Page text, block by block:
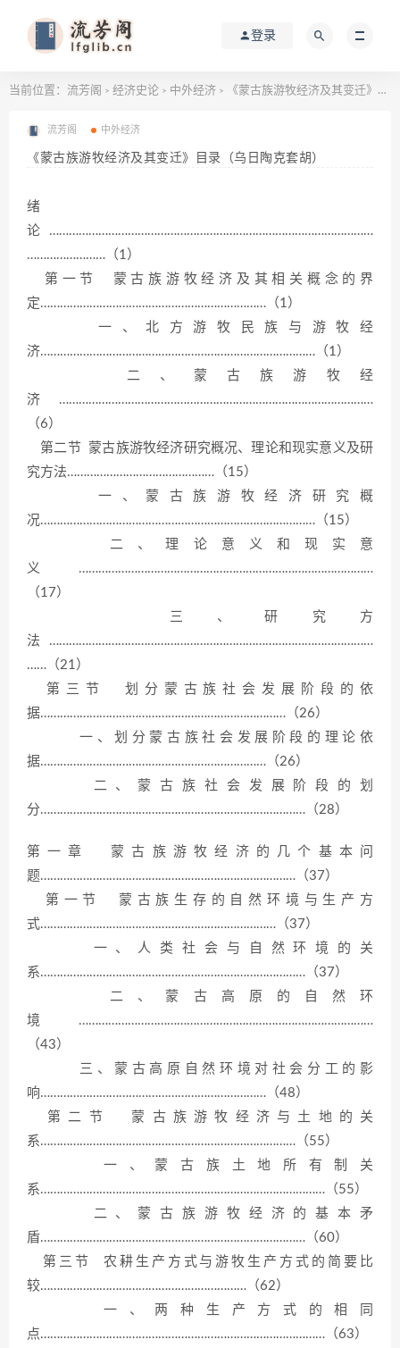
登录
当前位置： 流芳阁 > 经济史论 > 中外经济 > 《蒙古族游牧经济及其变迁》目录（乌日陶克套胡）
流芳阁 中外经济
《蒙古族游牧经济及其变迁》目录（乌日陶克套胡）
绪
论………………………………………………………………………………………
……………………（1）
第一节 蒙古族游牧经济及其相关概念的界
定……………………………………………………………（1）
一、北方游牧民族与游牧经
济…………………………………………………………………………（1）
二、蒙古族游牧经
济……………………………………………………………………………………
（6）
第二节 蒙古族游牧经济研究概况、理论和现实意义及研
究方法………………………………………（15）
一、蒙古族游牧经济研究概
况…………………………………………………………………………（15）
二、理论意义和现实意
义………………………………………………………………………………
（17）
三、研究方
法………………………………………………………………………………………
……（21）
第三节 划分蒙古族社会发展阶段的依
据…………………………………………………………………（26）
一、划分蒙古族社会发展阶段的理论依
据……………………………………………………………（26）
二、蒙古族社会发展阶段的划
分………………………………………………………………………（28）
第一章 蒙古族游牧经济的几个基本问
题……………………………………………………………………（37）
第一节 蒙古族生存的自然环境与生产方
式………………………………………………………………（37）
一、人类社会与自然环境的关
系………………………………………………………………………（37）
二、蒙古高原的自然环
境………………………………………………………………………………
（43）
三、蒙古高原自然环境对社会分工的影
响……………………………………………………………（48）
第二节 蒙古族游牧经济与土地的关
系……………………………………………………………………（55）
一、蒙古族土地所有制关
系……………………………………………………………………………（55）
二、蒙古族游牧经济的基本矛
盾………………………………………………………………………（60）
第三节 农耕生产方式与游牧生产方式的简要比
较………………………………………………………（62）
一、两种生产方式的相同
点……………………………………………………………………………（63）